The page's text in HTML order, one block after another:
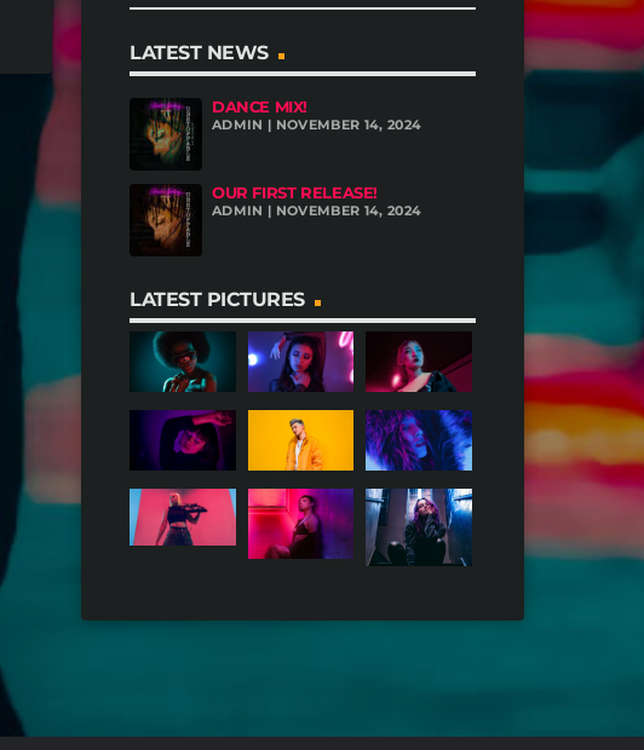
LATEST NEWS
DANCE MIX!
ADMIN | NOVEMBER 14, 2024
OUR FIRST RELEASE!
ADMIN | NOVEMBER 14, 2024
LATEST PICTURES